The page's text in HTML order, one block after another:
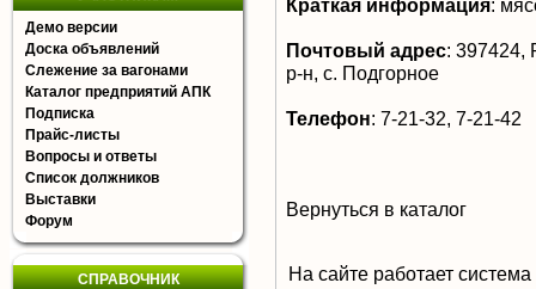
Демо версии
Доска объявлений
Слежение за вагонами
Каталог предприятий АПК
Подписка
Прайс-листы
Вопросы и ответы
Список должников
Выставки
Форум
СПРАВОЧНИК
Краткая информация:
Почтовый адрес: 397424,
р-н, с. Подгорное
Телефон: 7-21-32, 7-21-42
Вернуться в каталог
На сайте работает